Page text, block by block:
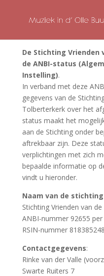
De Stichting
de ANBI-status
Instelling).
In verband met deze
gegevens van de
Tolberterkerk over het
status maakt het
aan de Stichting onder
aftrekbaar zijn. Deze
verplichtingen met zich
bepaalde informatie op
vindt u hieronder.
Naam van de stichting
Stichting Vrienden van
ANBI-nummer 92655
RSIN-nummer 818385248
Contactgegevens:
Rinke van der Valle
Swarte Ruiters 7